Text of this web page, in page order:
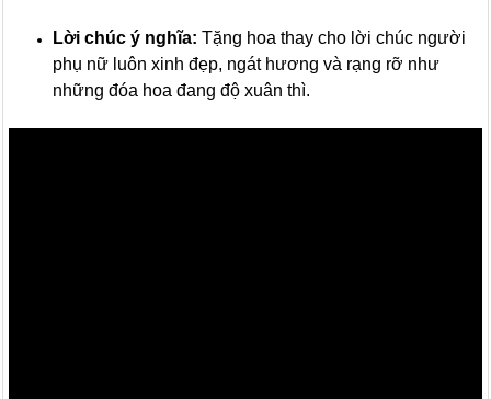
Lời chúc ý nghĩa: Tặng hoa thay cho lời chúc người
phụ nữ luôn xinh đẹp, ngát hương và rạng rỡ như
những đóa hoa đang độ xuân thì.